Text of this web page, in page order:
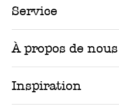
Service
À propos de nous
Inspiration